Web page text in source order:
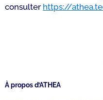
consulter https://
À propos d’ATHEA